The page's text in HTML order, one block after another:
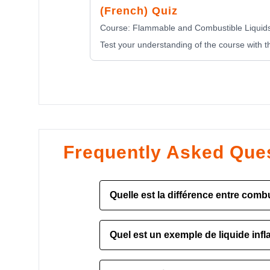
(French) Quiz
Course: Flammable and Combustible
Test your understanding of the course with
Frequently Asked
Quelle est la différence entre
La principale différence réside
inflammables peuvent s'enflammer
des points d'éclair inférieurs à
Quel est un exemple de liquide
Un exemple de liquide inflammable